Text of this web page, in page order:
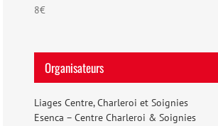
8€
Organisateurs
Liages Centre, Charleroi et Soignies
Esenca – Centre Charleroi & Soignies